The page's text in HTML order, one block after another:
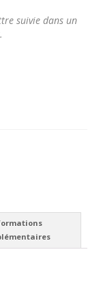
suivie dans un